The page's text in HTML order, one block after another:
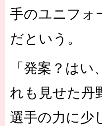
手のユニフォ
だという。
「発案？は
れも見せた丹
選手の力に少